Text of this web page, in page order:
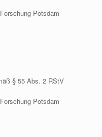
Potsdam
§ 55 Abs. 2 RStV
Potsdam